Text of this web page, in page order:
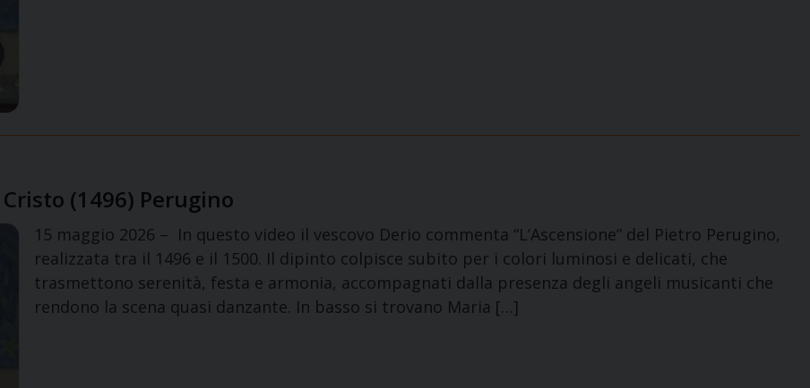
(1496) Perugino
15 maggio 2026 – In questo video il vescovo Derio commenta “L’Ascensione” del Pietro Perugino,
realizzata tra il 1496 e il 1500. Il dipinto colpisce subito per i colori luminosi e delicati, che
trasmettono serenità, festa e armonia, accompagnati dalla presenza degli angeli musicanti che
rendono la scena quasi danzante. In basso si trovano Maria […]